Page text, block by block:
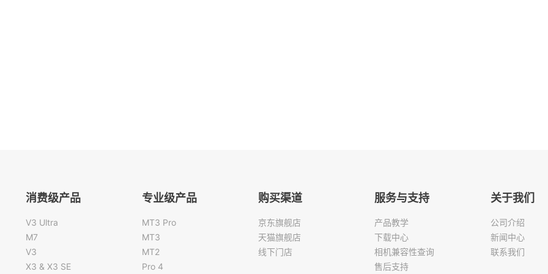
消费级产品
V3 Ultra
M7
V3
X3 & X3 SE
专业级产品
MT3 Pro
MT3
MT2
Pro 4
购买渠道
京东旗舰店
天猫旗舰店
线下门店
服务与支持
产品教学
下载中心
相机兼容性查询
售后支持
关于我们
公司介绍
新闻中心
联系我们